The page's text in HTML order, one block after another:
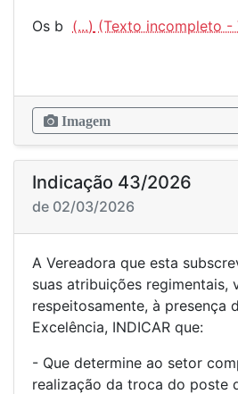
Os b (...)
Imagem
Indicação 43/2026
de 02/03/2026
A Vereadora que esta
suas atribuições regimentais,
respeitosamente, à presença
Excelência, INDICAR que:
- Que determine ao setor
realização da troca do poste